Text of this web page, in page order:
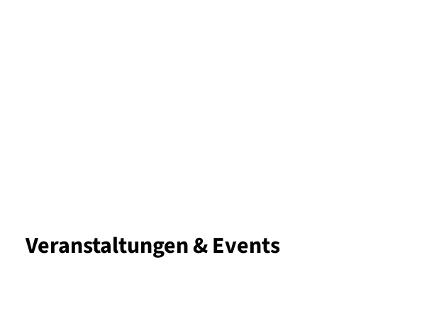
Veranstaltungen & Events